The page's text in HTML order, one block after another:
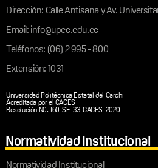
Dirección: Calle Antisana y Av.
Email: info@upec.edu.ec
Teléfonos: (06) 2 995 - 800
Extensión: 1031
Universidad Politécnica Estatal del Carchi |
Acreditada por el CACES
Resolución N0. 160-SE-33-CACES-2020
Normatividad Institucional
Normatividad Institucional